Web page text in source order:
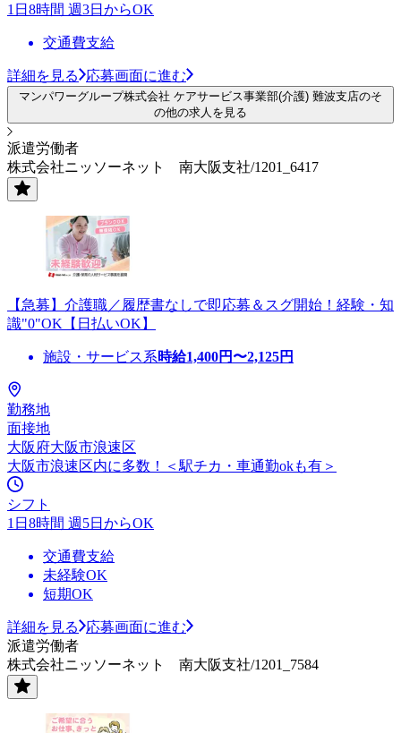
1日8時間 週3日からOK
交通費支給
詳細を見る 応募画面に進む
マンパワーグループ株式会社 ケアサービス事業部(介護) 難波支店のそ
の他の求人を見る
派遣労働者
株式会社ニッソーネット 南大阪支社/1201_6417
【急募】介護職／履歴書なしで即応募＆スグ開始！経験・知
識"0"OK【日払いOK】
施設・サービス系時給1,400円〜2,125円
勤務地
面接地
大阪府大阪市浪速区
大阪市浪速区内に多数！＜駅チカ・車通勤okも有＞
シフト
1日8時間 週5日からOK
交通費支給
未経験OK
短期OK
詳細を見る
応募画面に進む
派遣労働者
株式会社ニッソーネット 南大阪支社/1201_7584